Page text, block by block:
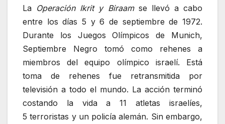
La Operación Ikrit y Biraamse llevó a cabo
entre los días 5 y 6 de septiembre de 1972.
Durante los Juegos Olímpicos de Munich,
Septiembre Negro tomó como rehenes a
miembros del equipo olímpico israelí. Está
toma de rehenes fue retransmitida por
televisión a todo el mundo. La acción terminó
costando la vida a 11 atletas israelíes,
5 terroristas y un policía alemán. Sin embargo,